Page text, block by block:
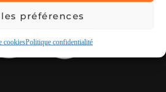
préférences
cookiesPolitique confidentialité